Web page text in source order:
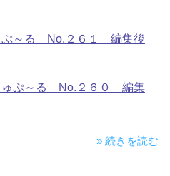
～る No.２６１ 編集後
ぷ～る No.２６０ 編集
» 続きを読む